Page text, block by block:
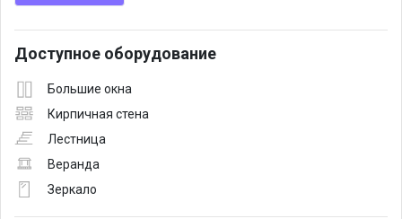
Доступное оборудование
Большие окна
Кирпичная стена
Лестница
Веранда
Зеркало